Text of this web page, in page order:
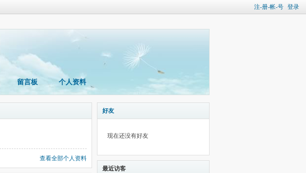
注-册-帐-号 登录
留言板 个人资料
查看全部个人资料
好友
现在还没有好友
最近访客